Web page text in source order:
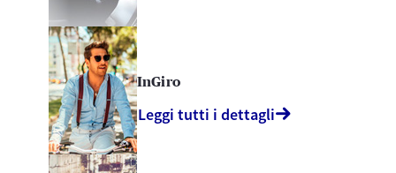
InGiro
Leggi tutti i dettagli